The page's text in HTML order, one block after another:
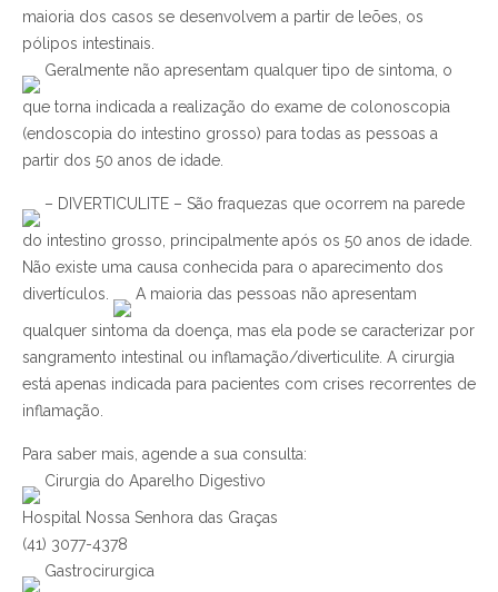
maioria dos casos se desenvolvem a partir de leões, os
pólipos intestinais.
Geralmente não apresentam qualquer tipo de sintoma, o
que torna indicada a realização do exame de colonoscopia
(endoscopia do intestino grosso) para todas as pessoas a
partir dos 50 anos de idade.
– DIVERTICULITE – São fraquezas que ocorrem na parede
do intestino grosso, principalmente após os 50 anos de idade.
Não existe uma causa conhecida para o aparecimento dos
divertículos.
A maioria das pessoas não apresentam
qualquer sintoma da doença, mas ela pode se caracterizar por
sangramento intestinal ou inflamação/diverticulite. A cirurgia
está apenas indicada para pacientes com crises recorrentes de
inflamação.
Para saber mais, agende a sua consulta:
Cirurgia do Aparelho Digestivo
Hospital Nossa Senhora das Graças
(41) 3077-4378
Gastrocirurgica